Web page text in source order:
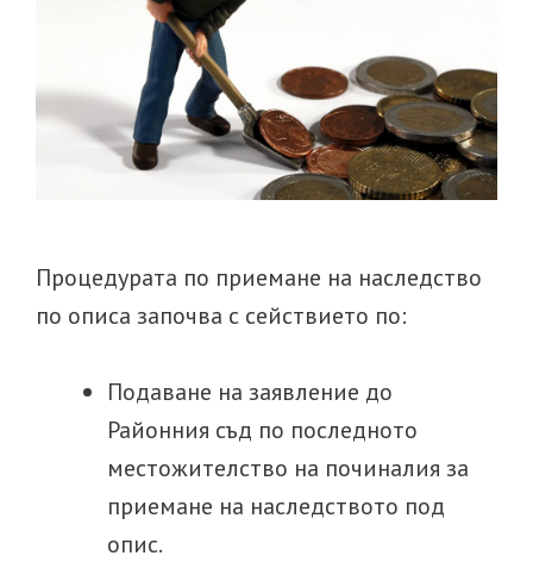
Процедурата по приемане на наследство
по описа започва с сействието по:
Подаване на заявление до
Районния съд по последното
местожителство на починалия за
приемане на наследството под
опис.